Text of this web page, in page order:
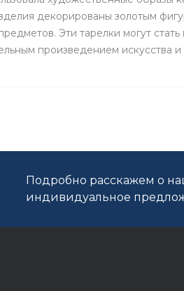
декорированы золотым
Эти тарелки могут
произведением искусства
Подробно расскажем о
индивидуальное